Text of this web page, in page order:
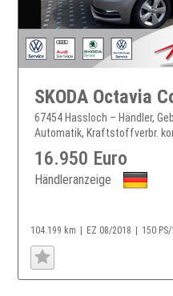
67454 Hassloch – Händler,
Automatik, Kraftstoffverbr.
16.950 Euro
Händleranzeige
104.199 km EZ 08/2018 150